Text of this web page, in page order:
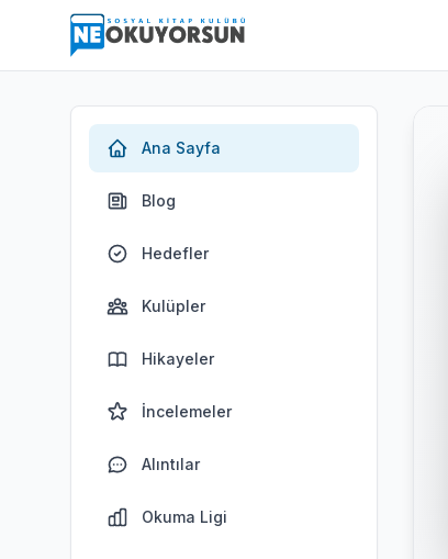
Ana Sayfa
Blog
Hedefler
Kulüpler
Hikayeler
İncelemeler
Alıntılar
Okuma Ligi